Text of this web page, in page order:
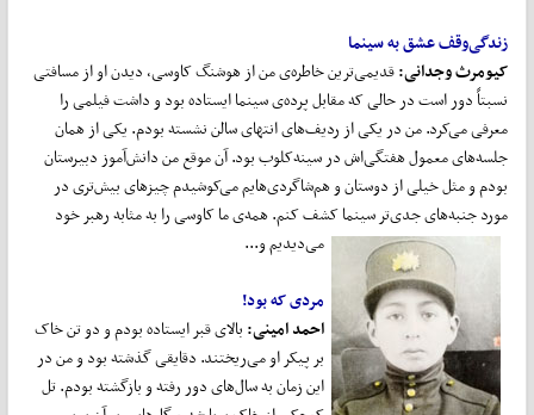
زندگی‌و‌قفعشقبهسینما
کیومرثوجدانی:قدیمی‌ترین خاطره‌ی من از هوشنگ کاوسی، دیدن او از مسافتی
نسبتاً دور است در حالی که مقابل پرده‌ی سینما ایستاده بود و داشت فیلمی را
معرفی می‌کرد. من در یکی از ردیف‌های انتهای سالن نشسته بودم. یکی از همان
جلسه‌های معمول هفتگی‌اش در سینه‌‌کلوب بود. آن موقع من دانش‌آموز دبیرستان
بودم و مثل خیلی از دوستان و هم‌شاگردی‌هایم می‌کوشیدم چیزهای بیش‌تری در
مورد جنبه‌های جدی‌تر سینما کشف کنم. همه‌ی ما کاوسی رابه مثابه رهبر خود
می‌دیدیم و...
مردی که بود!
احمد امینی:بالای قبر ایستاده بودم و دو تن خاک
بر پیکر او می‌ریختند. دقایقی گذشته بود و من در
این زمان به سال‌های دور رفته و بازگشته بودم. تل